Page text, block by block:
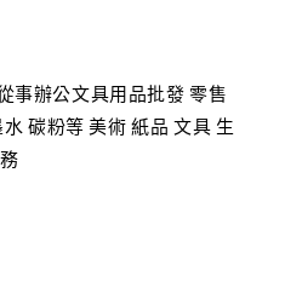
事辦公文具用品批發 零售
碳粉等 美術 紙品 文具 生